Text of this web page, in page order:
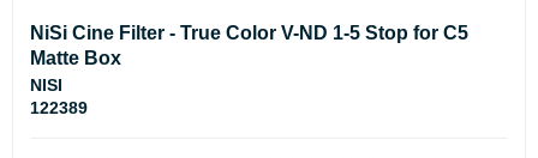
NiSi Cine Filter - True Color V-ND 1-5 Stop for C5
Matte Box
NISI
122389